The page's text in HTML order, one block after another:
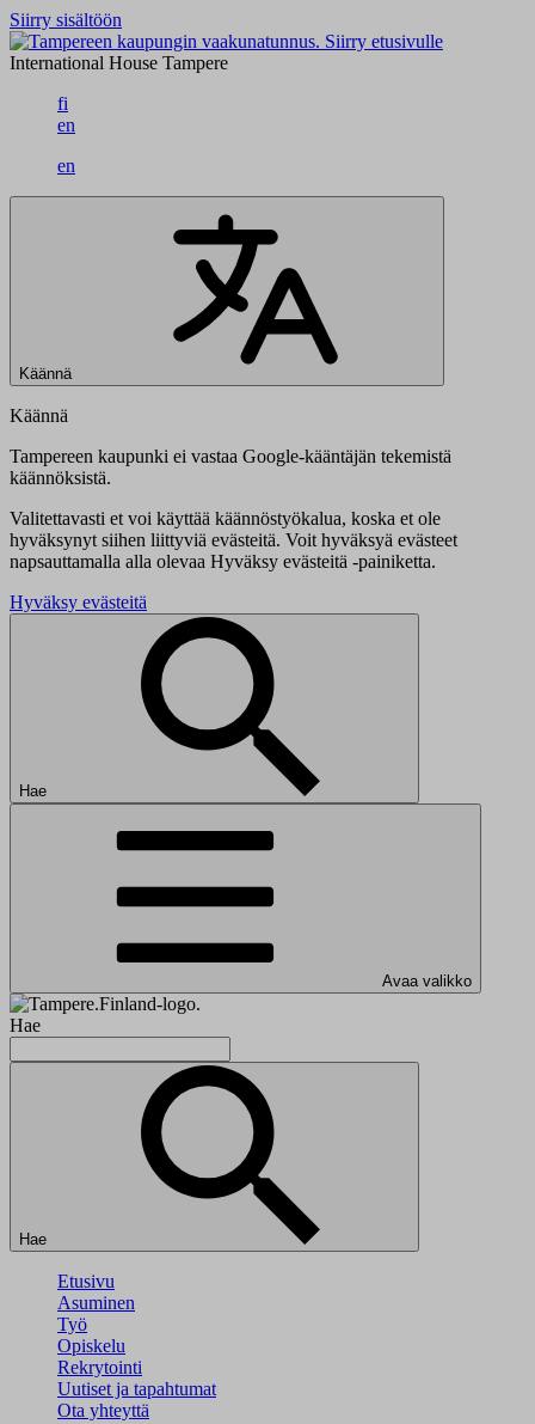
Siirry sisältöön
Siirry etusivulle
International House Tampere
fi
en
en
Käännä
Käännä
Tampereen kaupunki ei vastaa Google-kääntäjän tekemistä
käännöksistä.
Valitettavasti et voi käyttää käännöstyökalua, koska et ole
hyväksynyt siihen liittyviä evästeitä. Voit hyväksyä evästeet
napsauttamalla alla olevaa Hyväksy evästeitä -painiketta.
Hyväksy evästeitä
Hae
Avaa valikko
Hae
Hae
Etusivu
Asuminen
Työ
Opiskelu
Rekrytointi
Uutiset ja tapahtumat
Ota yhteyttä